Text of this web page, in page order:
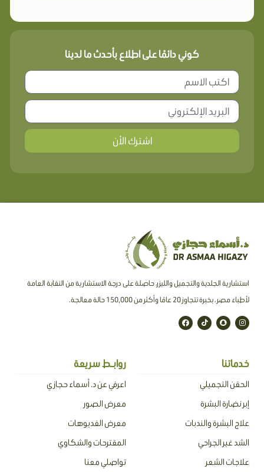
كوني دائمًا على اطلاع بأحدث ما لدينا
اشترك الأن
استشارية الجلدية والتجميل والليزر، حاصلة على درجة الاستشارية من النقابة العامة
لأطباء مصر ، بخبرة تتجاوز 20 عامًا وأكثر من 150,000 حالة معالجة.
I
n
s
a
S
n
a
a
t
T
i
k
F
a
c
خدماتنا
الحقن التجميلي
إبر نضارة البشرة
علاج البشرة والندبات
الشد غير الجراحي
علاجات الشعر
روابـط سريعة
اعرفي عن د. أسماء حجازي
معرض الصور
معرض الفديوهات
المقترحات والشكاوي
تواصلي معنا